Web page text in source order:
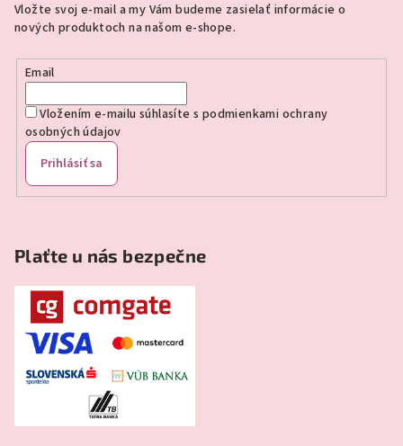
Vložte svoj e-mail a my Vám budeme zasielať informácie o
nových produktoch na našom e-shope.
Email
Vložením e-mailu súhlasíte s podmienkami ochrany
osobných údajov
Prihlásiť sa
Plaťte u nás bezpečne